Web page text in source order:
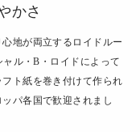
かさ
地が両立するロイドルー
ル・B・ロイドによって
ト紙を巻き付けて作られ
パ各国で歓迎されまし